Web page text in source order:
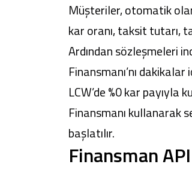
Müşteriler, otomatik
kar oranı, taksit tutarı,
Ardından sözleşmeleri
Finansmanı’nı
LCW’de %0 kar payıyla
Finansmanı kullanarak
başlatılır.
Finansman